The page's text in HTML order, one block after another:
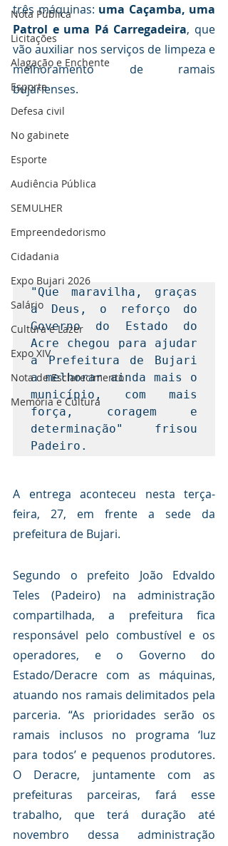
Nota Pública
Licitações
Alagação e Enchente
Esporte
Defesa civil
No gabinete
Esporte
Audiência Pública
SEMULHER
Empreendedorismo
Cidadania
Expo Bujari 2026
Salário
Cultura e Lazer
Expo XIV
Nota de Esclarecimento
Memória e Cultura
três máquinas: uma Caçamba, uma
Patrol e uma Pá Carregadeira, que
vão auxiliar nos serviços de limpeza e
melhoramento de ramais
bujarienses.
"Que maravilha, graças
a Deus, o reforço do
Governo do Estado do
Acre chegou para ajudar
a Prefeitura de Bujari
a melhorar ainda mais o
município, com mais
força, coragem e
determinação" frisou
Padeiro.
A entrega aconteceu nesta terça-
feira, 27, em frente a sede da
prefeitura de Bujari.
Segundo o prefeito João Edvaldo
Teles (Padeiro) na administração
compartilhada, a prefeitura fica
responsável pelo combustível e os
operadores, e o Governo do
Estado/Deracre com as máquinas,
atuando nos ramais delimitados pela
parceria. “As prioridades serão os
ramais inclusos no programa ‘luz
para todos’ e pequenos produtores.
O Deracre, juntamente com as
prefeituras parceiras, fará esse
trabalho, que terá duração até
novembro dessa administração